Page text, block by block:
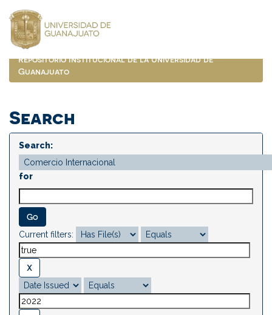
navigation
Repositorio Institucional de la Universidad de
Guanajuato
Search
Search:
for
Current filters: